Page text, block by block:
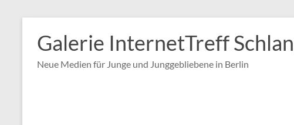
Inhalt
springen
Galerie InternetTreff
Neue Medien für Junge und Junggebliebene in Berlin